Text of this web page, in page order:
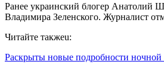
Ранее украинский блогер Анатолий
Владимира Зеленского. Журналист
Читайте такжеu:
Раскрыты новые подробности